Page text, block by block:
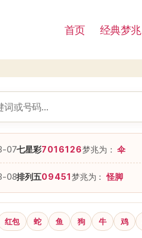
首页 经典梦兆
07七星彩7016126梦兆为：伞
08排列五09451梦兆为：怪脚
红包 蛇 鱼 狗 牛 鸡